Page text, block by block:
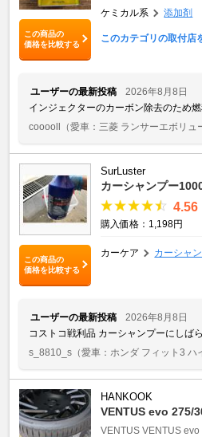
この商品の
価格を比較する
ケミカル系 添加剤
このカテゴリの取付店
ユーザーの最新投稿
2026年8月8日
インジェクターのカーボン除去のため
cooooll （愛車：三菱 ランサーエボリュ
この商品の
価格を比較する
SurLuster
カーシャンプー
4.56
購入価格：1,198円
カーケア カーシャ
ユーザーの最新投稿
2026年8月8日
コストコ戦利品 カーシャンプーにしば
s_8810_s （愛車：ホンダ フィット3 ハ
HANKOOK
VENTUS evo 275/
VENTUS VENTUS evo